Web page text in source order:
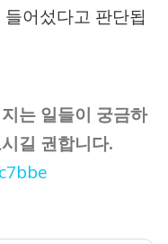
어섰다고 판단됩
는 일들이 궁금하
길 권합니다.